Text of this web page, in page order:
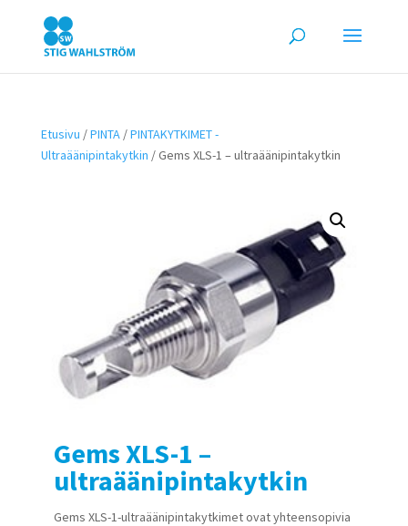
Etusivu /PINTA/PINTAKYTKIMET -
Ultraäänipintakytkin / Gems XLS-1 – ultraäänipintakytkin
Gems XLS-1 –
ultraäänipintakytkin
Gems XLS-1-ultraäänipintakytkimet ovat yhteensopivia